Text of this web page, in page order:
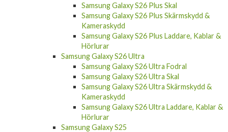
Samsung Galaxy S26 Plus Skal
Samsung Galaxy S26 Plus Skärmskydd &
Kameraskydd
Samsung Galaxy S26 Plus Laddare, Kablar &
Hörlurar
Samsung Galaxy S26 Ultra
Samsung Galaxy S26 Ultra Fodral
Samsung Galaxy S26 Ultra Skal
Samsung Galaxy S26 Ultra Skärmskydd &
Kameraskydd
Samsung Galaxy S26 Ultra Laddare, Kablar &
Hörlurar
Samsung Galaxy S25